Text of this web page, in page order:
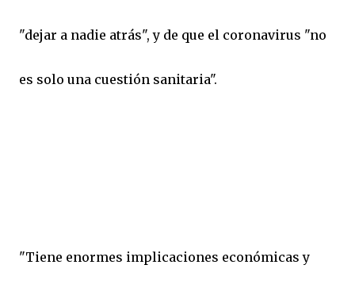
"dejar a nadie atrás", y de que el coronavirus "no
es solo una cuestión sanitaria".
"Tiene enormes implicaciones económicas y